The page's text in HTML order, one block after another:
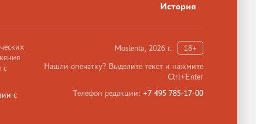
История
Moslenta, 2026 г.
18+
Нашли опечатку? Выделите текст и нажмите
Ctrl+Enter
Телефон редакции: +7 495 785-17-00
с
с